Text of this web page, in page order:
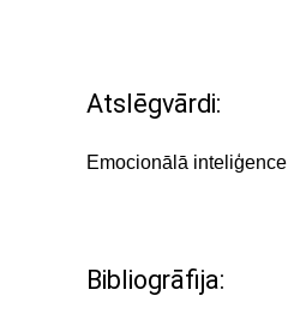
Atslēgvārdi:
Emocionālā inteliģence
Bibliogrāfija: